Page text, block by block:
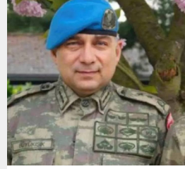
yeni bir ABD saldırısına anında yanıt